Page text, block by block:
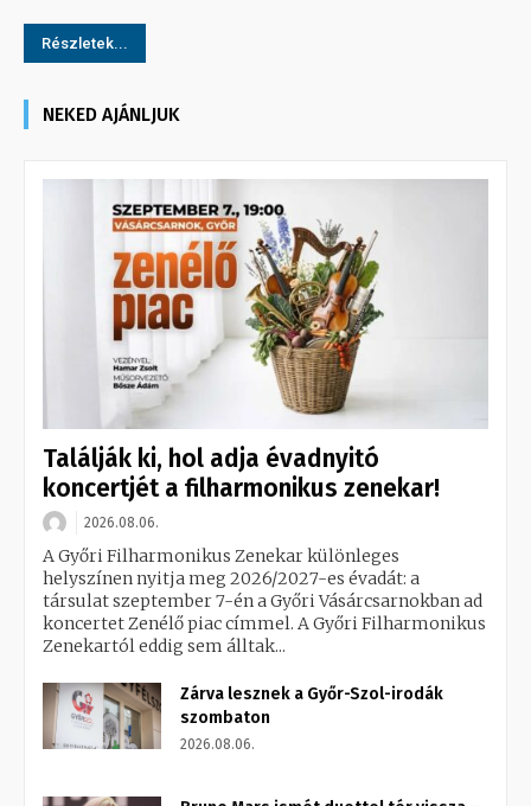
Részletek...
NEKED AJÁNLJUK
Találják ki, hol adja évadnyitó
koncertjét a filharmonikus zenekar!
2026.08.06.
A Győri Filharmonikus Zenekar különleges
helyszínen nyitja meg 2026/2027-es évadát: a
társulat szeptember 7-én a Győri Vásárcsarnokban ad
koncertet Zenélő piac címmel. A Győri Filharmonikus
Zenekartól eddig sem álltak...
Zárva lesznek a Győr-Szol-irodák
szombaton
2026.08.06.